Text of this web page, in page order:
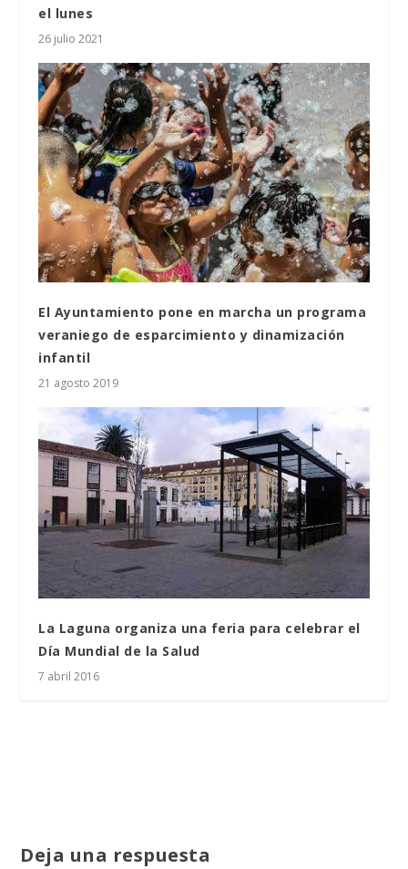
el lunes
26 julio 2021
El Ayuntamiento pone en marcha un programa
veraniego de esparcimiento y dinamización
infantil
21 agosto 2019
La Laguna organiza una feria para celebrar el
Día Mundial de la Salud
7 abril 2016
Deja una respuesta